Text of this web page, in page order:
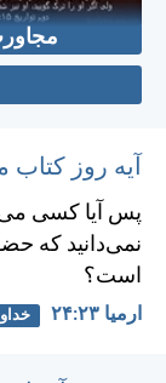
آیه روز
پس آيا كسی
نمی‌دانيد كه
است؟
ارميا ۲۳:‏۲۴